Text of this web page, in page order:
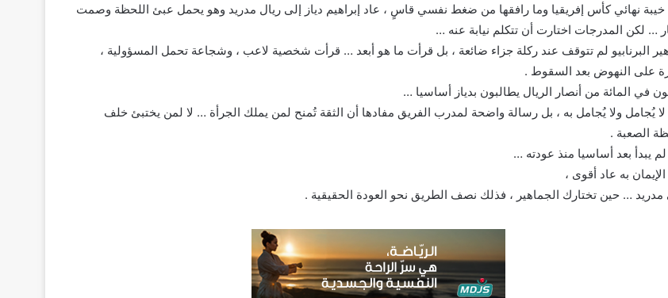
نهائي كأس إفريقيا وما رافقها من ضغط نفسي قاسٍ ، عاد إبراهيم دياز إلى ريال مدريد وهو يحمل عبئ اللحظة وصمت
… لكن المدرجات اختارت أن تتكلم نيابة عنه …
البرنابيو لم تتوقف عند ركلة جزاء ضائعة ، بل قرأت ما هو أبعد … قرأت شخصية لاعب ، وشجاعة تحمل المسؤولية ،
على النهوض بعد السقوط .
في المائة من أنصار الريال يطالبون بدياز أساسيا …
يُجامل ولا يُجامل به ، بل رسالة واضحة لمدرب الفريق مفادها أن الثقة تُمنح لمن يملك الجرأة … لا لمن يختبئ خلف
الصعبة .
لم يبدأ بعد أساسيا منذ عودته …
به عاد أقوى ،
… حين تختارك الجماهير ، فذلك نصف الطريق نحو العودة الحقيقية .